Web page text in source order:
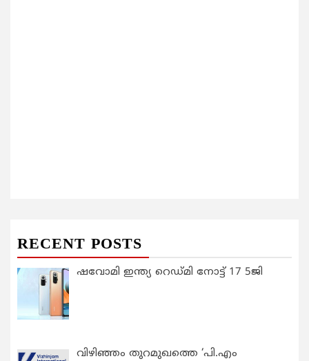
RECENT POSTS
ഷവോമി ഇന്ത്യ റെഡ്മി നോട്ട് 17 5ജി
വിഴിഞ്ഞം തുറമുഖത്തെ ‘പി.എം